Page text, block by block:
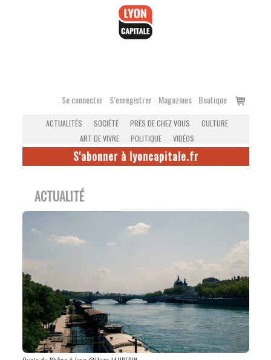
Se connecter S’enregistrer Magazines Boutique
Voir
ACTUALITÉS SOCIÉTÉ PRÈS DE CHEZ VOUS
CULTURE
ART DE VIVRE
POLITIQUE VIDÉOS
S'abonner à lyoncapitale.fr
ACTUALITÉ